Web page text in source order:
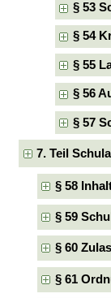
§ 53
§ 54
§ 55
§ 56
§ 57
7. Teil
§ 58
§ 59
§ 60
§ 61